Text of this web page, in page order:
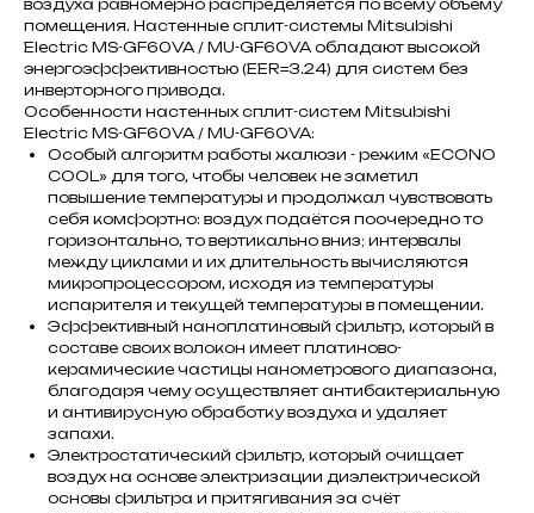
воздуха равномерно распределяется по всему объёму
помещения. Настенные сплит-системы Mitsubishi
Electric MS-GF60VA / MU-GF60VA обладают высокой
энергоэффективностью (EER=3.24) для систем без
инверторного привода.
Особенности настенных сплит-систем Mitsubishi
Electric MS-GF60VA / MU-GF60VA:
Особый алгоритм работы жалюзи - режим «ECONO
COOL» для того, чтобы человек не заметил
повышение температуры и продолжал чувствовать
себя комфортно: воздух подаётся поочередно то
горизонтально, то вертикально вниз; интервалы
между циклами и их длительность вычисляются
микропроцессором, исходя из температуры
испарителя и текущей температуры в помещении.
Эффективный наноплатиновый фильтр, который в
составе своих волокон имеет платиново-
керамические частицы нанометрового диапазона,
благодаря чему осуществляет антибактериальную
и антивирусную обработку воздуха и удаляет
запахи.
Электростатический фильтр, который очищает
воздух на основе электризации диэлектрической
основы фильтра и притягивания за счёт